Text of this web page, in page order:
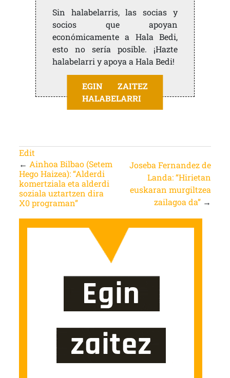
Sin halabelarris, las socias y
socios que apoyan
económicamente a Hala Bedi,
esto no sería posible. ¡Hazte
halabelarri y apoya a Hala Bedi!
EGIN ZAITEZ
HALABELARRI
Edit
← Ainhoa Bilbao (Setem
Hego Haizea): “Alderdi
komertziala eta alderdi
soziala uztartzen dira
X0 programan”
Joseba Fernandez de
Landa: “Hirietan
euskaran murgiltzea
zailagoa da” →